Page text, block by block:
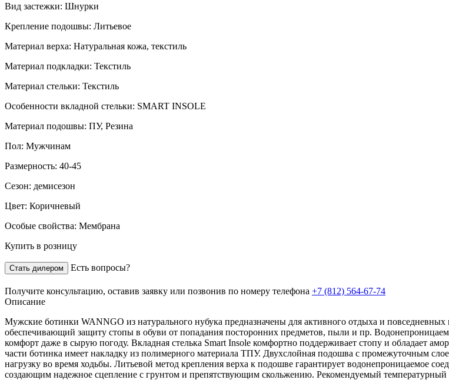
Вид застежки: Шнурки
Крепление подошвы: Литьевое
Материал верха: Натуральная кожа, текстиль
Материал подкладки: Текстиль
Материал стельки: Текстиль
Особенности вкладной стельки: SMART INSOLE
Материал подошвы: ПУ, Резина
Пол: Мужчинам
Размерность: 40-45
Сезон: демисезон
Цвет: Коричневый
Особые свойства: Мембрана
Купить в розницу
Стать дилером Есть вопросы?
Получите консультацию, оставив заявку или позвонив по номеру телефона +7 (812) 564-67-74
Описание
Мужские ботинки WANNGO из натурального нубука предназначены для активного отдыха и
обеспечивающий защиту стопы в обуви от попадания посторонних предметов, пыли и пр.
комфорт даже в сырую погоду. Вкладная стелька Smart Insole комфортно поддерживает стопу и обладает
части ботинка имеет накладку из полимерного материала ТПУ. Двухслойная подошва с промежуточным
нагрузку во время ходьбы. Литьевой метод крепления верха к подошве гарантирует водонепроницаемое
создающим надежное сцепление с грунтом и препятствующим скольжению. Рекомендуемый температурный